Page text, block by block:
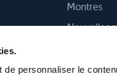
de personnaliser le
Montres
Nouvelles